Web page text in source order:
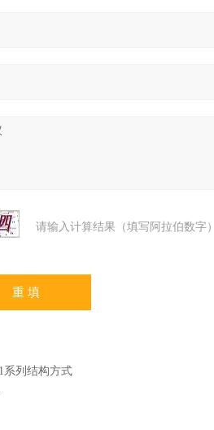
请输入计算结果（填写阿拉伯数字
系列结构方式